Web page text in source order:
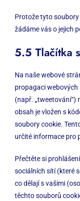
Protože tyto
žádáme vás o jejich
5.5 Tlačítka
Na naše webové
propagaci webových
(např. „tweetování“)
obsah je vložen s
soubory cookie.
určité informace pro
Přečtěte si
sociálních sítí (které
co dělají s vašimi
těchto souborů